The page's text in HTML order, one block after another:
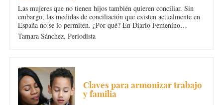
Las mujeres que no tienen hijos también quieren conciliar. Sin
embargo, las medidas de conciliación que existen actualmente en
España no se lo permiten. ¿Por qué? En Diario Femenino
abordamos la conciliación laboral desde otro punto de vista.
Tamara Sánchez,Periodista
Claves para armonizar trabajo
y familia